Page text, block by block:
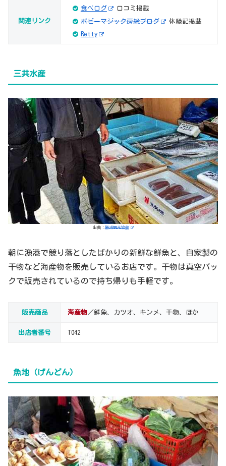
関連リンク
食べログ
口コミ掲載
ボビーマジック房総ブログ
体験記掲載
Retty
三共水産
出典：勝浦観光協会
朝に漁港で競り落としたばかりの新鮮な鮮魚と、自家製の
干物など海産物を販売しているお店です。干物は真空パッ
クで販売されているので持ち帰りも手軽です。
販売商品 海産物／鮮魚、カツオ、キンメ、干物、ほか
出店者番号 T042
魚地（げんどん）